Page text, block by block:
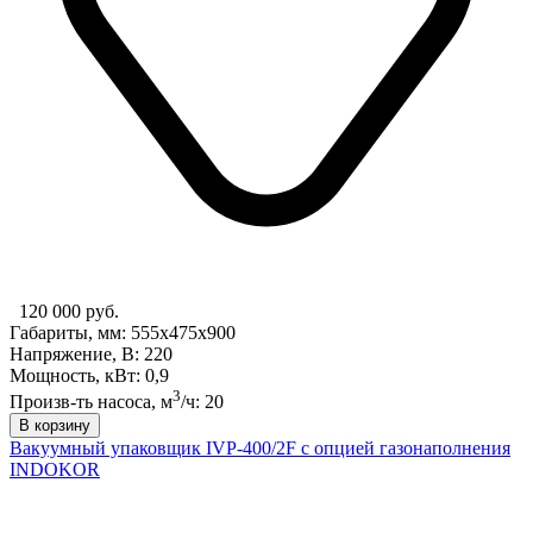
120 000 руб.
Габариты, мм: 555x475x900
Напряжение, В: 220
Мощность, кВт: 0,9
Произв-ть насоса, м3/ч: 20
В корзину
Вакуумный упаковщик IVP-400/2F с опцией газонаполнения
INDOKOR